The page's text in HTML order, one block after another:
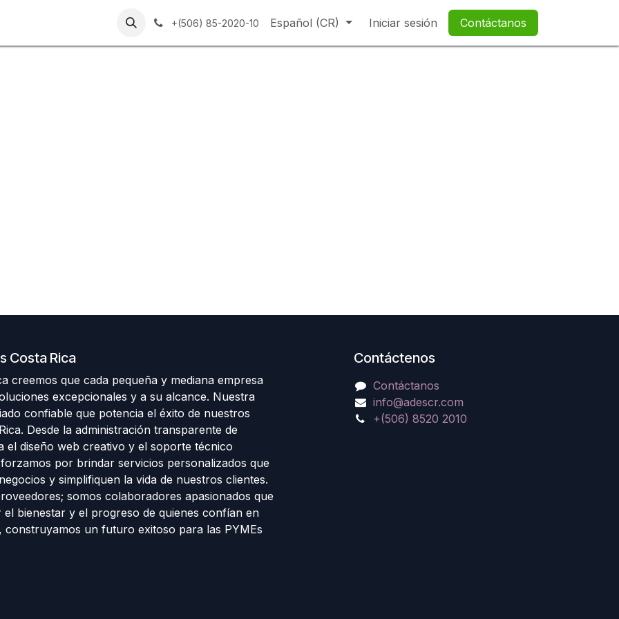
+(506) 85-2020-10 Español (CR) Iniciar sesión Contáctanos​​​​​​
Costa Rica
creemos que cada pequeña y mediana empresa
excepcionales y a su alcance. Nuestra
confiable que potencia el éxito de nuestros
Desde la administración transparente de
el diseño web creativo y el soporte técnico
por brindar servicios personalizados que
y simplifiquen la vida de nuestros clientes.
somos colaboradores apasionados que
bienestar y el progreso de quienes confían en
construyamos un futuro exitoso para las PYMEs
Contáctenos
Contáctanos
info@adescr.com
+(506) 8520 2010